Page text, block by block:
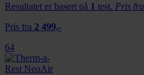
Resultatet er basert på 1 test. Pris fra
Pris fra 2 499,-
64